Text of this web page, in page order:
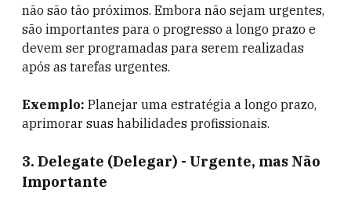
não são tão próximos. Embora não sejam urgentes,
são importantes para o progresso a longo prazo e
devem ser programadas para serem realizadas
após as tarefas urgentes.
Exemplo: Planejar uma estratégia a longo prazo,
aprimorar suas habilidades profissionais.
3. Delegate (Delegar) - Urgente, mas Não
Importante